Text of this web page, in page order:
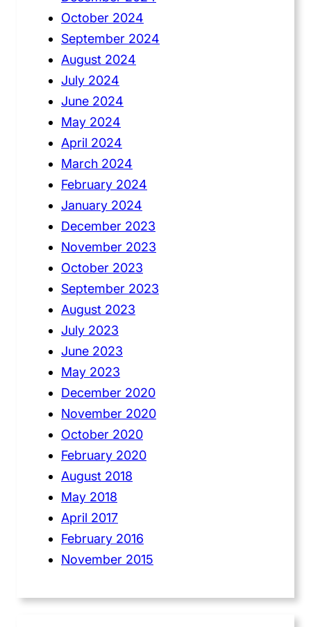
October 2024
September 2024
August 2024
July 2024
June 2024
May 2024
April 2024
March 2024
February 2024
January 2024
December 2023
November 2023
October 2023
September 2023
August 2023
July 2023
June 2023
May 2023
December 2020
November 2020
October 2020
February 2020
August 2018
May 2018
April 2017
February 2016
November 2015